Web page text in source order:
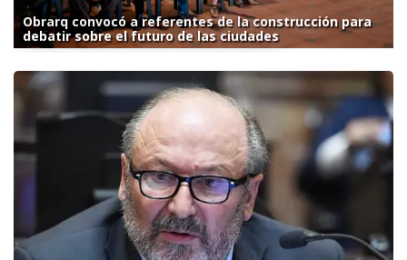
Obrarq convocó a referentes de la construcción para
debatir sobre el futuro de las ciudades